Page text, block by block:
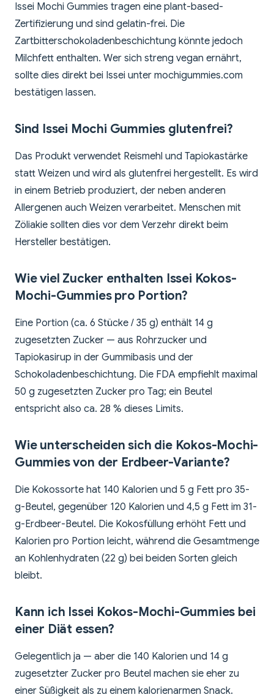
Issei Mochi Gummies tragen eine plant-based-
Zertifizierung und sind gelatin-frei. Die
Zartbitterschokoladenbeschichtung könnte jedoch
Milchfett enthalten. Wer sich streng vegan ernährt,
sollte dies direkt bei Issei unter mochigummies.com
bestätigen lassen.
Sind Issei Mochi Gummies glutenfrei?
Das Produkt verwendet Reismehl und Tapiokastärke
statt Weizen und wird als glutenfrei hergestellt. Es wird
in einem Betrieb produziert, der neben anderen
Allergenen auch Weizen verarbeitet. Menschen mit
Zöliakie sollten dies vor dem Verzehr direkt beim
Hersteller bestätigen.
Wie viel Zucker enthalten Issei Kokos-
Mochi-Gummies pro Portion?
Eine Portion (ca. 6 Stücke / 35 g) enthält 14 g
zugesetzten Zucker — aus Rohrzucker und
Tapiokasirup in der Gummibasis und der
Schokoladenbeschichtung. Die FDA empfiehlt maximal
50 g zugesetzten Zucker pro Tag; ein Beutel
entspricht also ca. 28 % dieses Limits.
Wie unterscheiden sich die Kokos-Mochi-
Gummies von der Erdbeer-Variante?
Die Kokossorte hat 140 Kalorien und 5 g Fett pro 35-
g-Beutel, gegenüber 120 Kalorien und 4,5 g Fett im 31-
g-Erdbeer-Beutel. Die Kokosfüllung erhöht Fett und
Kalorien pro Portion leicht, während die Gesamtmenge
an Kohlenhydraten (22 g) bei beiden Sorten gleich
bleibt.
Kann ich Issei Kokos-Mochi-Gummies bei
einer Diät essen?
Gelegentlich ja — aber die 140 Kalorien und 14 g
zugesetzter Zucker pro Beutel machen sie eher zu
einer Süßigkeit als zu einem kalorienarmen Snack.